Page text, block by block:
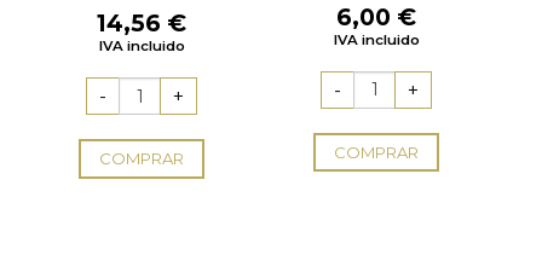
14,56 €
IVA incluido
COMPRAR
Valorado
con5.00
de
5
6,00 €
IVA incluido
COMPRAR